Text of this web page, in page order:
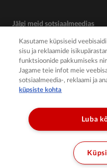
Jälgi meid sotsiaalmeedias
Kasutame küpsiseid
sisu ja reklaamide
funktsioonide pakkumiseks
Jagame teie infot meie
sotsiaalmeedia-, reklaami ja
küpsiste kohta
Luba